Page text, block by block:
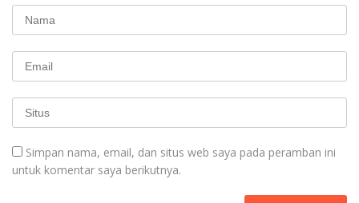
Simpan nama, email, dan situs web saya pada peramban ini
untuk komentar saya berikutnya.